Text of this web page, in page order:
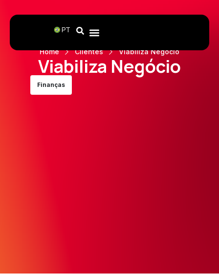
PT
Home Clientes Viabiliza Negócio
Viabiliza Negócio
Finanças